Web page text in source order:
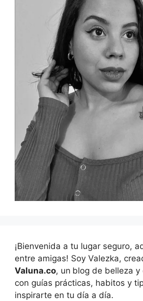
¡Bienvenida a tu lugar seguro,
entre amigas! Soy Valezka,
Valuna.co, un blog de belleza
con guías prácticas, habitos y
inspirarte en tu día a día.